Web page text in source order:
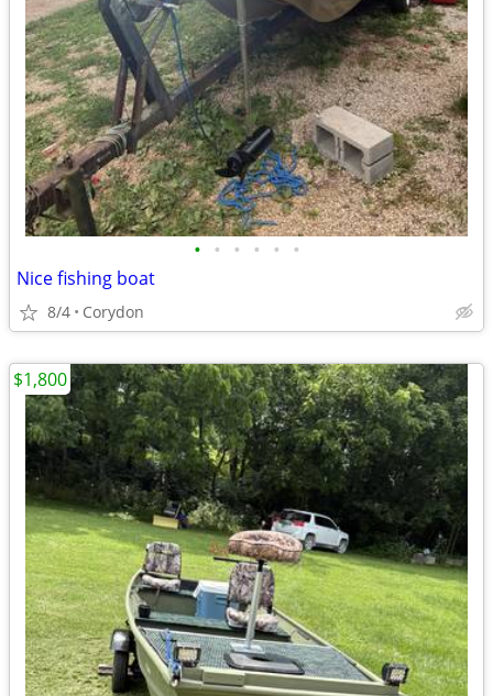
• • • • • •
Nice fishing boat
8/4 Corydon
$1,800